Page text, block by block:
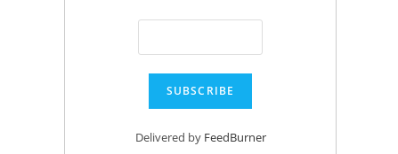
Delivered by FeedBurner